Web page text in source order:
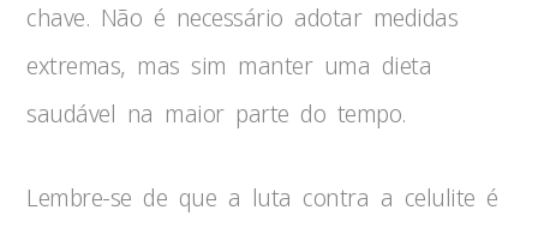
chave. Não é necessário adotar medidas
extremas, mas sim manter uma dieta
saudável na maior parte do tempo.
Lembre-se de que a luta contra a celulite é